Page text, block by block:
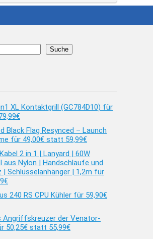
Suche
XL Kontaktgrill (GC784D10) für
Black Flag Resynced – Launch
für 49,00€ statt 59,99€
2 in 1 | Lanyard | 60W
aus Nylon | Handschlaufe und
| Schlüsselanhänger | 1,2m für
240 RS CPU Kühler für 59,90€
Angriffskreuzer der Venator-
50,25€ statt 55,99€